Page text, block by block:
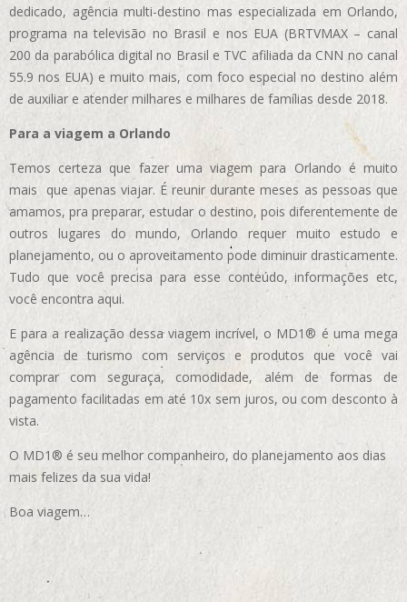
dedicado, agência multi-destino mas especializada em Orlando,
programa na televisão no Brasil e nos EUA (BRTVMAX – canal
200 da parabólica digital no Brasil e TVC afiliada da CNN no canal
55.9 nos EUA) e muito mais, com foco especial no destino além
de auxiliar e atender milhares e milhares de famílias desde 2018.
Para a viagem a Orlando
Temos certeza que fazer uma viagem para Orlando é muito
mais que apenas viajar. É reunir durante meses as pessoas que
amamos, pra preparar, estudar o destino, pois diferentemente de
outros lugares do mundo, Orlando requer muito estudo e
planejamento, ou o aproveitamento pode diminuir drasticamente.
Tudo que você precisa para esse conteúdo, informações etc,
você encontra aqui.
E para a realização dessa viagem incrível, o MD1® é uma mega
agência de turismo com serviços e produtos que você vai
comprar com seguraça, comodidade, além de formas de
pagamento facilitadas em até 10x sem juros, ou com desconto à
vista.
O MD1® é seu melhor companheiro, do planejamento aos dias
mais felizes da sua vida!
Boa viagem…